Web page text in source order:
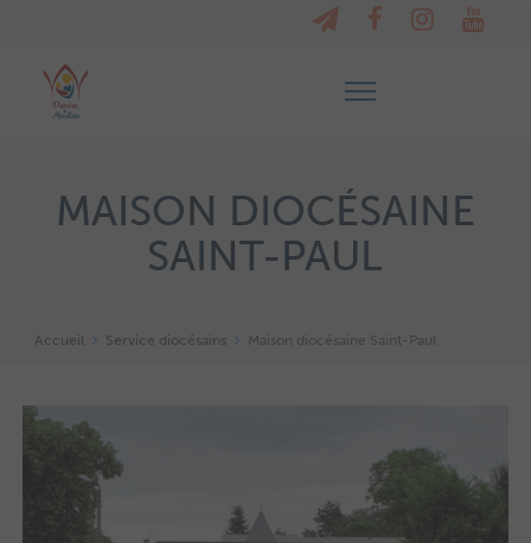
MAISON DIOCÉSAINE
SAINT-PAUL
Accueil Service diocésains Maison diocésaine Saint-Paul